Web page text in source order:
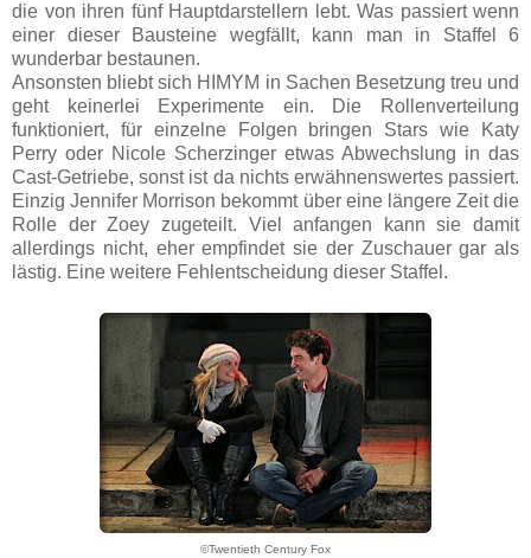
die von ihren fünf Hauptdarstellern lebt. Was passiert wenn
einer dieser Bausteine wegfällt, kann man in Staffel 6
wunderbar bestaunen.
Ansonsten bliebt sich HIMYM in Sachen Besetzung treu und
geht keinerlei Experimente ein. Die Rollenverteilung
funktioniert, für einzelne Folgen bringen Stars wie Katy
Perry oder Nicole Scherzinger etwas Abwechslung in das
Cast-Getriebe, sonst ist da nichts erwähnenswertes passiert.
Einzig Jennifer Morrison bekommt über eine längere Zeit die
Rolle der Zoey zugeteilt. Viel anfangen kann sie damit
allerdings nicht, eher empfindet sie der Zuschauer gar als
lästig. Eine weitere Fehlentscheidung dieser Staffel.
©Twentieth Century Fox